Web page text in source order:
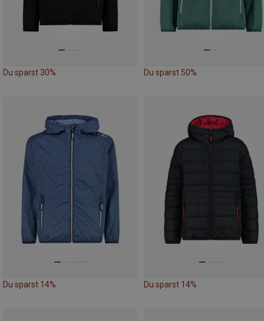
Du sparst 30% Du sparst 50%
Du sparst 14% Du sparst 14%